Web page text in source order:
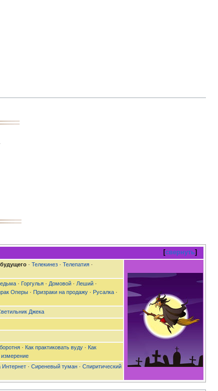
свернуть
· Телекинез · Телепатия ·
· Горгулья · Домовой · Леший ·
Оперы · Призраки на продажу · Русалка ·
Джека
· Как практиковать вуду · Как
измерение
Интернет · Сиреневый туман · Спиритический